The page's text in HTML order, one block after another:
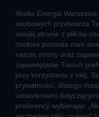
Pomyśl ciepło o lokatorach
TARYFY I CENNIKI
Cennik usług
Taryfy dla ciepła
JAK POWSTAJE
Mapa sieci ciepłowniczej
Veolia Energia
osobowych przetwarza
swojej stronie z plików
cookies pozwala nam
naszej strony oraz
zapamiętanie Twoich
przy korzystaniu z niej.
prywatności, dlatego
ustawieniami
preferencji wybierając